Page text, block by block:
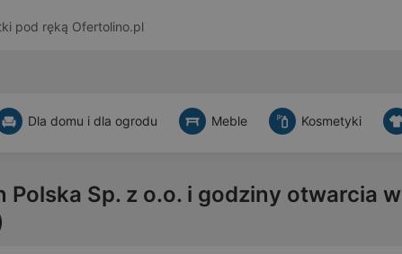
pod ręką Ofertolino.pl
Dla domu i dla ogrodu Meble Kosmetyki
Sp. z o.o. i godziny otwarcia w